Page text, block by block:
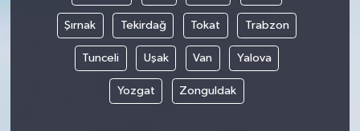
Şırnak Tekirdağ Tokat Trabzon
Tunceli Uşak Van Yalova
Yozgat Zonguldak